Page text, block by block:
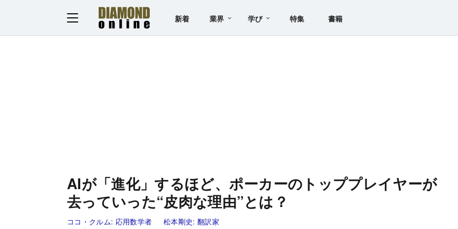
新着 業界 学び 特集 書籍
AIが「進化」するほど、ポーカーのトッププレイヤーが
去っていった“皮肉な理由”とは？
ココ・クルム: 応用数学者 松本剛史:翻訳家